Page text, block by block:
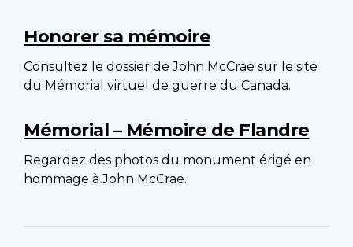
Honorer sa mémoire
Consultez le dossier de John McCrae sur le site
du Mémorial virtuel de guerre du Canada.
Mémorial – Mémoire de Flandre
Regardez des photos du monument érigé en
hommage à John McCrae.